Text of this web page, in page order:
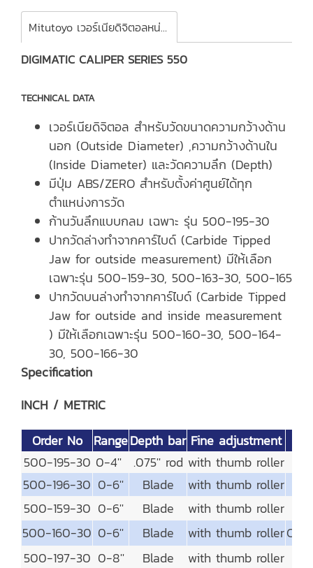
Mitutoyo เวอร์เนียดิจิตอลหน่วยมิลและนิ้ว Series 500
DIGIMATIC CALIPER SERIES 550
TECHNICAL DATA
เวอร์เนียดิจิตอล สำหรับวัดขนาดความกว้างด้าน
นอก (Outside Diameter) ,ความกว้างด้านใน
(Inside Diameter) และวัดความลึก (Depth)
มีปุ่ม ABS/ZERO สำหรับตั้งค่าศูนย์ได้ทุก
ตำแหน่งการวัด
ก้านวันลึกแบบกลม เฉพาะ รุ่น 500-195-30
ปากวัดล่างทำจากคาร์ไบด์ (Carbide Tipped
Jaw for outside measurement) มีให้เลือก
เฉพาะรุ่น 500-159-30, 500-163-30, 500-165
ปากวัดบนล่างทำจากคาร์ไบด์ (Carbide Tipped
Jaw for outside and inside measurement
) มีให้เลือกเฉพาะรุ่น 500-160-30, 500-164-
30, 500-166-30
Specification
INCH / METRIC
Order No
RangeDepth bar Fine adjustment
500-195-30 0-4'' .075'' rod with thumb roller
500-196-30 0-6'' Blade
with thumb roller
500-159-30 0-6'' Blade
with thumb roller
500-160-30 0-6'' Blade with thumb roller
500-197-30 0-8'' Blade
with thumb roller